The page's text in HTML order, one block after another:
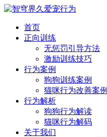
首页
正向训练
无惩罚引导方法
激励训练技巧
行为案例
狗狗训练案例
猫咪行为改善案例
行为解析
狗狗行为解读
猫咪行为解码
关于我们